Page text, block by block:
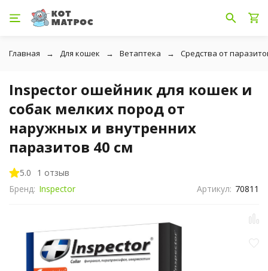
Главная Для кошек Ветаптека Средства от
Inspector ошейник для кошек и
собак мелких пород от
наружных и внутренних
паразитов 40 см
5.0
1 отзыв
Бренд: Inspector Артикул: 70811